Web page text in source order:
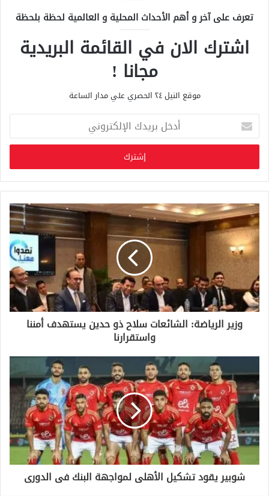
تعرف على آخر و أهم الأحداث المحلية و العالمية لحظة بلحظة
اشترك الان في القائمة البريدية
مجانا !
موقع النيل ٢٤ الحصري علي مدار الساعة
خ
ب
ر
ي
د
ك
ا
إ
ل
ك
ت
ر
وزير الرياضة: الشائعات سلاح ذو حدين يستهدف أمننا
واستقرارنا
شوبير يقود تشكيل الأهلى لمواجهة البنك فى الدورى